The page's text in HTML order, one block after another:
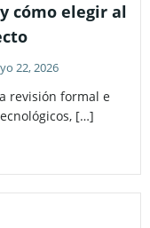
cómo elegir al
22, 2026
revisión formal e
[…]